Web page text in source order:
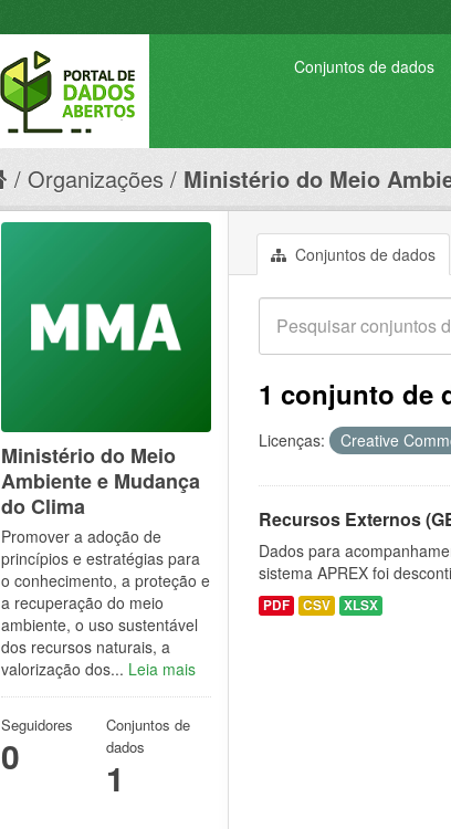
Conjuntos de dados
Organizações Ministério do Meio
Conjuntos de dados
1 conjunto de
Licenças: Creative
Recursos Externos
Dados para
sistema APREX foi
PDF CSV XLSX
Ministério do Meio
Ambiente e Mudança
do Clima
Promover a adoção de
princípios e estratégias para
o conhecimento, a proteção e
a recuperação do meio
ambiente, o uso sustentável
dos recursos naturais, a
valorização dos... Leia mais
Seguidores
0
Conjuntos de
dados
1